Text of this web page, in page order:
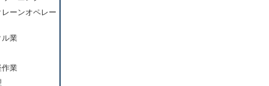
ーンオペレー
ル業
作業